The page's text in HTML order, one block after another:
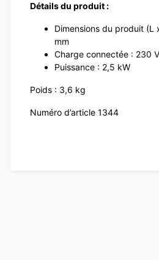
Détails du produit :
Dimensions du produit
mm
Charge connectée : 230 V
Puissance : 2,5 kW
Poids : 3,6 kg
Numéro d’article 1344